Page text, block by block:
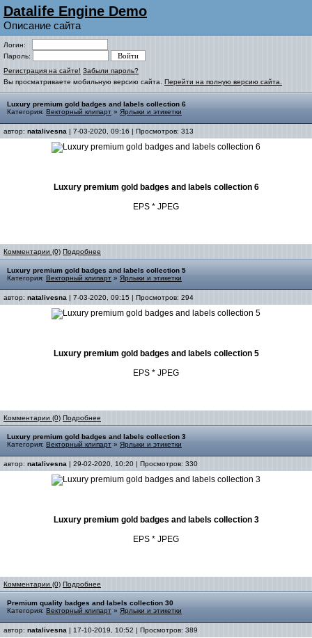
Datalife Engine Demo
Описание сайта
Логин:
Пароль:
Регистрация на сайте! Забыли пароль?
Вы просматриваете мобильную версию сайта. Перейти на полную версию сайта.
Luxury premium gold badges and labels collection 6
Категория: Векторный клипарт » Ярлыки и этикетки
автор: natalivesna | 7-03-2020, 09:16 | Просмотров: 313
Luxury premium gold badges and labels collection 6
EPS * JPEG
Комментарии (0) Подробнее
Luxury premium gold badges and labels collection 5
Категория: Векторный клипарт » Ярлыки и этикетки
автор: natalivesna | 7-03-2020, 09:15 | Просмотров: 294
Luxury premium gold badges and labels collection 5
EPS * JPEG
Комментарии (0) Подробнее
Luxury premium gold badges and labels collection 3
Категория: Векторный клипарт » Ярлыки и этикетки
автор: natalivesna | 29-02-2020, 10:20 | Просмотров: 330
Luxury premium gold badges and labels collection 3
EPS * JPEG
Комментарии (0) Подробнее
Premium quality badges and labels collection 30
Категория: Векторный клипарт » Ярлыки и этикетки
автор: natalivesna | 17-10-2019, 10:52 | Просмотров: 389